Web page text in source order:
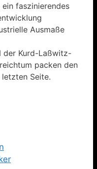
faszinierendes
Ausmaße
der Kurd-Laßwitz-
packen den
Seite.